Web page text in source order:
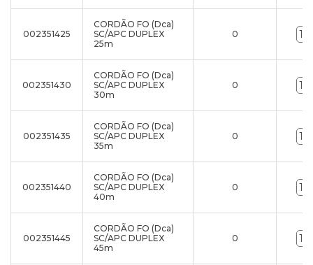
002351425
CORDÃO FO (Dca)
SC/APC DUPLEX
25m
0
002351430
CORDÃO FO (Dca)
SC/APC DUPLEX
30m
0
002351435
CORDÃO FO (Dca)
SC/APC DUPLEX
35m
0
002351440
CORDÃO FO (Dca)
SC/APC DUPLEX
40m
0
002351445
CORDÃO FO (Dca)
SC/APC DUPLEX
45m
0